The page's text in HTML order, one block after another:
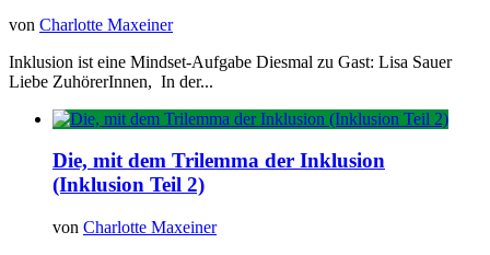
von Charlotte Maxeiner
Inklusion ist eine Mindset-Aufgabe Diesmal zu Gast: Lisa Sauer
Liebe ZuhörerInnen, In der...
Die, mit dem Trilemma der Inklusion
(Inklusion Teil 2)
von Charlotte Maxeiner